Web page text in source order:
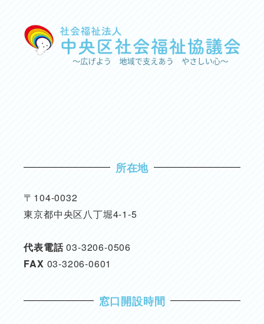
所在地
〒104-0032
東京都中央区八丁堀4-1-5
代表電話03-3206-0506
FAX 03-3206-0601
窓口開設時間